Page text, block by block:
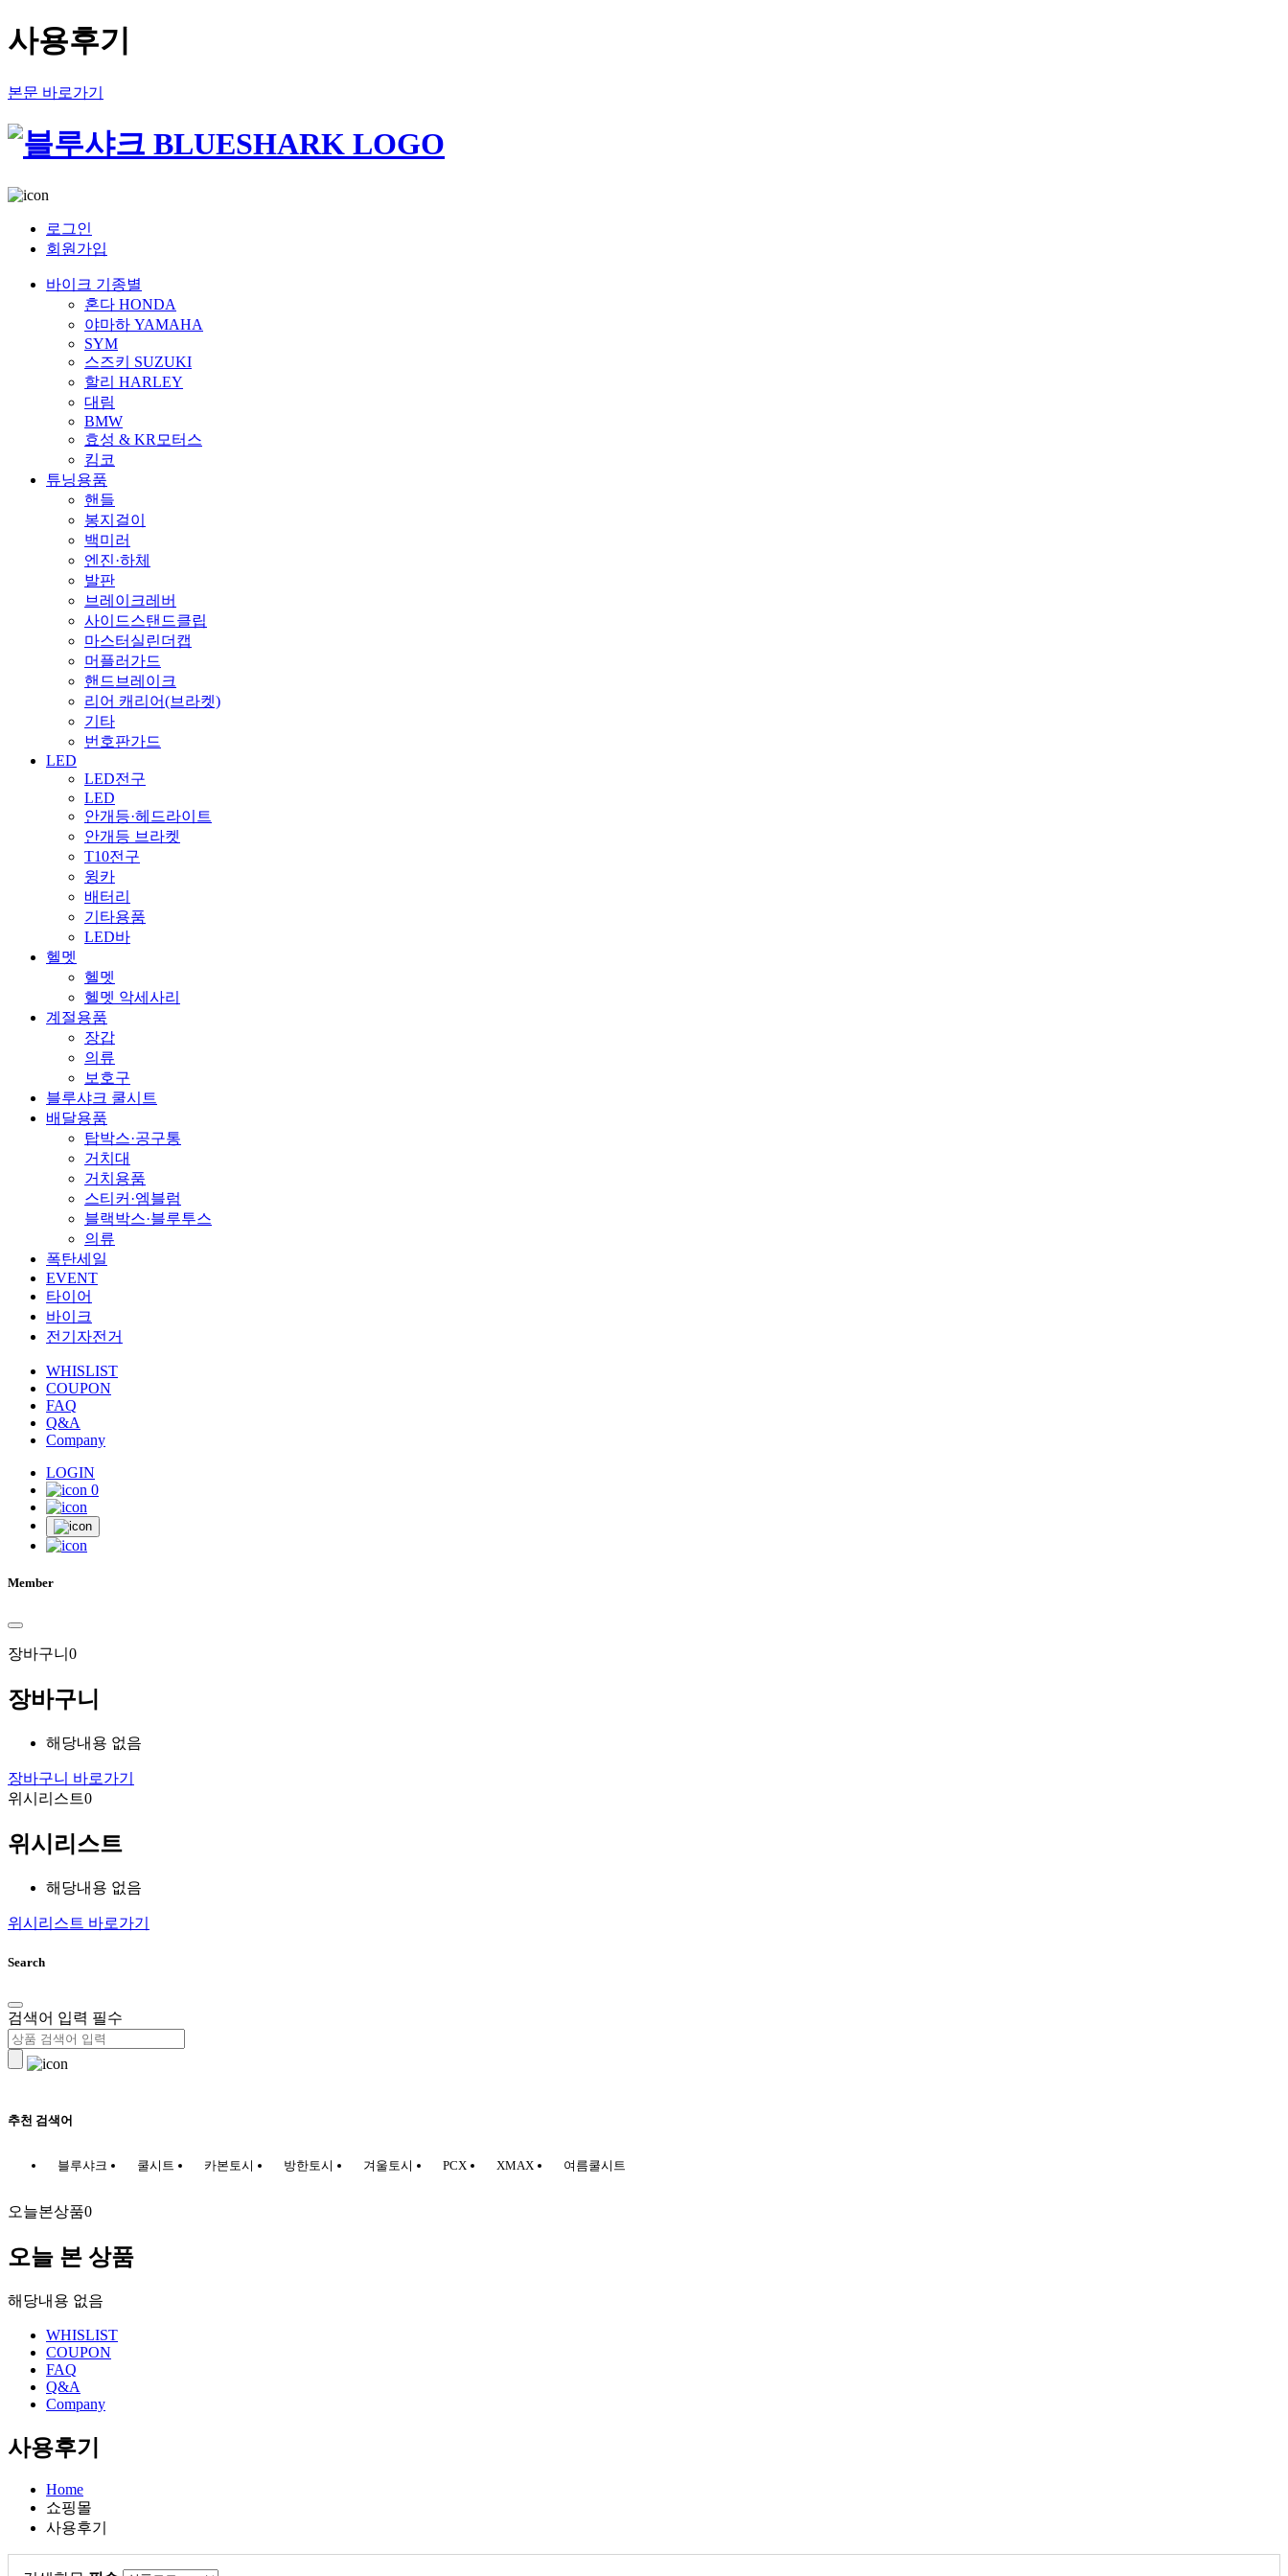
사용후기
본문 바로가기
로그인
회원가입
바이크 기종별
혼다 HONDA
야마하 YAMAHA
SYM
스즈키 SUZUKI
할리 HARLEY
대림
BMW
효성 & KR모터스
킴코
튜닝용품
핸들
봉지걸이
백미러
엔진·하체
발판
브레이크레버
사이드스탠드클립
마스터실린더캡
머플러가드
핸드브레이크
리어 캐리어(브라켓)
기타
번호판가드
LED
LED전구
LED
안개등·헤드라이트
안개등 브라켓
T10전구
윙카
배터리
기타용품
LED바
헬멧
헬멧
헬멧 악세사리
계절용품
장갑
의류
보호구
블루샤크 쿨시트
배달용품
탑박스·공구통
거치대
거치용품
스티커·엠블럼
블랙박스·블루투스
의류
폭탄세일
EVENT
타이어
바이크
전기자전거
WHISLIST
COUPON
FAQ
Q&A
Company
LOGIN
0
Member
장바구니 0
장바구니
해당내용 없음
장바구니 바로가기
위시리스트0
위시리스트
해당내용 없음
위시리스트 바로가기
Search
검색어 입력 필수
추천 검색어
블루샤크 쿨시트 카본토시 방한토시 겨울토시 PCX XMAX 여름쿨시트
오늘본상품0
오늘 본 상품
해당내용 없음
WHISLIST
COUPON
FAQ
Q&A
Company
사용후기
Home
쇼핑몰
사용후기